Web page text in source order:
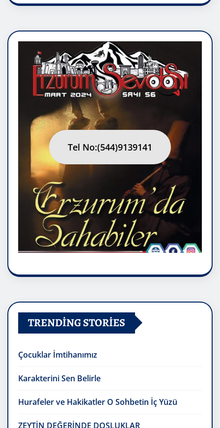
Tel No:(544)9139141
TRENDING STORIES
Çocuklar İmtihanımız
Karakterini Sen Belirle
Hurafeler ve Hakikatler O Sohbetin İç Yüzü
ZEYTİN DEĞERİNDE DOSLUKLAR